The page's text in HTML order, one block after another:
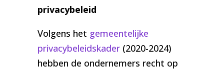
privacybeleid
Volgens het gemeentelijke
privacybeleidskader(2020-2024)
hebben de ondernemers recht op